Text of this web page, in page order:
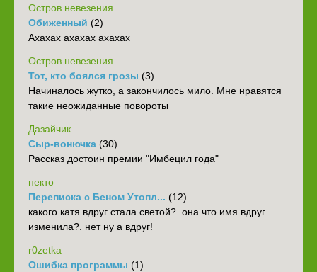
Остров невезения
Обиженный (2)
Ахахах ахахах ахахах
Остров невезения
Тот, кто боялся грозы (3)
Начиналось жутко, а закончилось мило. Мне нравятся
такие неожиданные повороты
Дазайчик
Сыр-вонючка (30)
Рассказ достоин премии "Имбецил года"
некто
Переписка с Беном Утопл... (12)
какого катя вдруг стала светой?. она что имя вдруг
изменила?. нет ну а вдруг!
r0zetka
Ошибка программы (1)